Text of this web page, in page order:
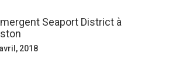
Seaport District à
2018